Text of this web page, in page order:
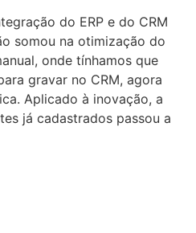
do ERP e do CRM
somou na otimização do
onde tínhamos que
gravar no CRM, agora
Aplicado à inovação, a
já cadastrados passou a